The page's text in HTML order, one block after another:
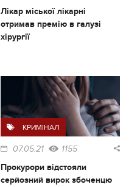
Лікар міської лікарні
отримав премію в галузі
хірургії
КРИМІНАЛ
07.05.21 1155
Прокурори відстояли
серйозний вирок збоченцю